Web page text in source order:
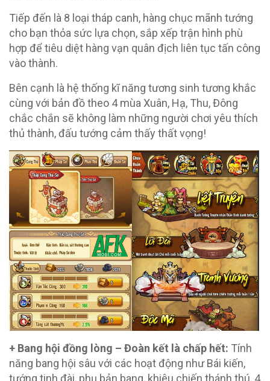
Tiếp đến là 8 loại tháp canh, hàng chục mãnh tướng
cho bạn thỏa sức lựa chọn, sắp xếp trận hình phù
hợp để tiêu diệt hàng vạn quân địch liên tục tấn công
vào thành.
Bên cạnh là hệ thống kĩ năng tương sinh tương khắc
cùng với bản đồ theo 4 mùa Xuân, Hạ, Thu, Đông
chắc chắn sẽ không làm những người chơi yêu thích
thủ thành, đấu tướng cảm thấy thất vọng!
+ Bang hội đồng lòng – Đoàn kết là chấp hết: Tính
năng bang hội sâu với các hoạt động như Bái kiến,
tướng tinh đài, phụ bản bang, khiêu chiến thánh thú, 4